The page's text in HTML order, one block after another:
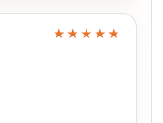
★★★★★